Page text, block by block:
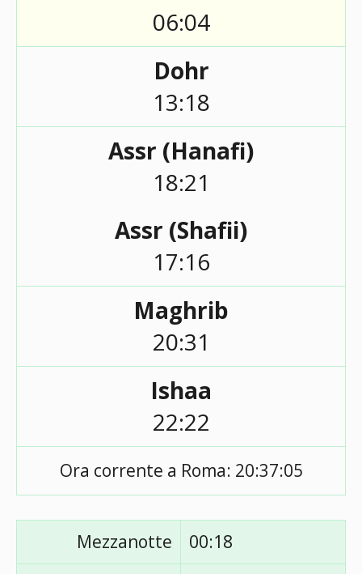
06:04
Dohr
13:18
Assr (Hanafi)
18:21
Assr (Shafii)
17:16
Maghrib
20:31
Ishaa
22:22
Ora corrente a Roma: 20:37:05
Mezzanotte
00:18